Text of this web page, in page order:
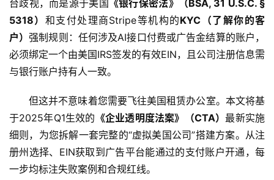
台歧视，而是源于美国 《银行保密法》（BSA, 31 U.S.C. §
5318） 和支付处理商Stripe等机构的KYC（了解你的客
户）强制规则：任何涉及AI接口付费或广告金结算的账户，
必须绑定一个由美国IRS签发的有效EIN，且公司注册信息需
与银行账户持有人一致。
但这并不意味着您需要飞往美国租赁办公室。本文将基
于2025年Q1生效的 《企业透明度法案》（CTA）最新实施
细则，为您拆解一套完整的“虚拟美国公司”搭建方案。从注
册州选择、EIN获取到广告平台能通过的支付账户开通，每
一步均标注失败案例和合规红线。